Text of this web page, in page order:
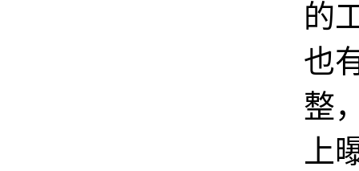
的
也
整
上